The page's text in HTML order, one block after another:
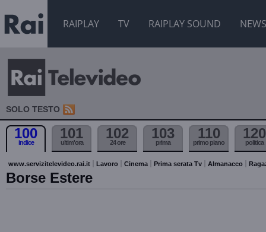
RAIPLAY TV RAIPLAY SOUND NEWS
SOLO TESTO
100
indice
101
ultim'ora
102
24 ore
103
prima
110
primo piano
120
politica
www.servizitelevideo.rai.it Lavoro Cinema Prima serata Tv Almanacco
Borse Estere